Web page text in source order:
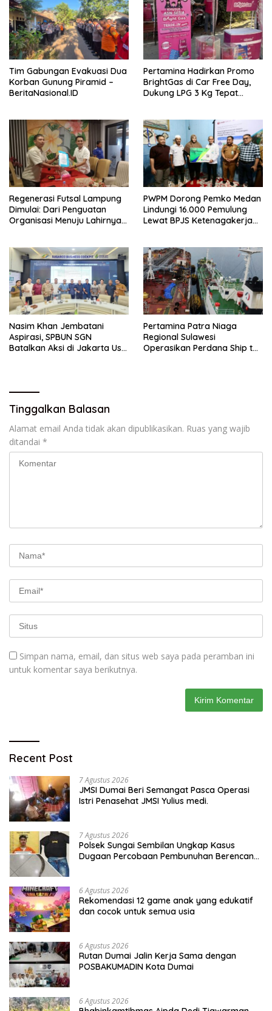
Tim Gabungan Evakuasi Dua
Korban Gunung Piramid –
BeritaNasional.ID
Pertamina Hadirkan Promo
BrightGas di Car Free Day,
Dukung LPG 3 Kg Tepat
Regenerasi Futsal Lampung
Dimulai: Dari Penguatan
Organisasi Menuju Lahirnya
PWPM Dorong Pemko Medan
Lindungi 16.000 Pemulung
Lewat BPJS Ketenagakerjaan
Nasim Khan Jembatani
Aspirasi, SPBUN SGN
Batalkan Aksi di Jakarta Usai
Pertamina Patra Niaga
Regional Sulawesi
Operasikan Perdana Ship to
Tinggalkan Balasan
Alamat email Anda tidak akan dipublikasikan. Ruas yang wajib
ditandai *
Simpan nama, email, dan situs web saya pada peramban ini
untuk komentar saya berikutnya.
Recent Post
7 Agustus 2026
JMSI Dumai Beri Semangat Pasca Operasi
Istri Penasehat JMSI Yulius medi.
7 Agustus 2026
Polsek Sungai Sembilan Ungkap Kasus
Dugaan Percobaan Pembunuhan Berencana,
6 Agustus 2026
Rekomendasi 12 game anak yang edukatif
dan cocok untuk semua usia
6 Agustus 2026
Rutan Dumai Jalin Kerja Sama dengan
POSBAKUMADIN Kota Dumai
6 Agustus 2026